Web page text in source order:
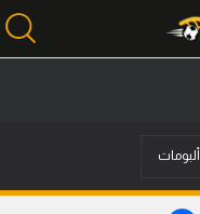
ألبومات